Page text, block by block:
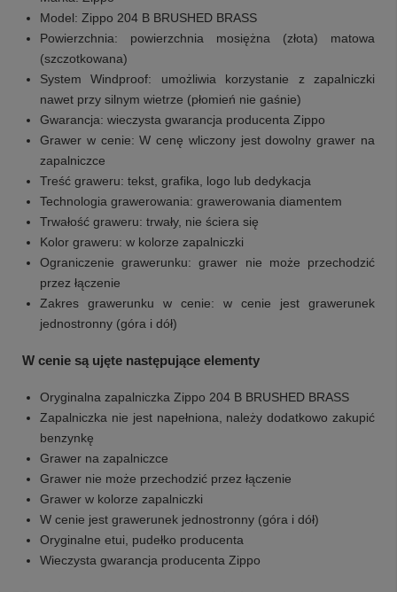
Model: Zippo 204 B BRUSHED BRASS
Powierzchnia: powierzchnia mosiężna (złota) matowa
(szczotkowana)
System Windproof: umożliwia korzystanie z zapalniczki
nawet przy silnym wietrze (płomień nie gaśnie)
Gwarancja: wieczysta gwarancja producenta Zippo
Grawer w cenie: W cenę wliczony jest dowolny grawer na
zapalniczce
Treść graweru: tekst, grafika, logo lub dedykacja
Technologia grawerowania: grawerowania diamentem
Trwałość graweru: trwały, nie ściera się
Kolor graweru: w kolorze zapalniczki
Ograniczenie grawerunku: grawer nie może przechodzić
przez łączenie
Zakres grawerunku w cenie: w cenie jest grawerunek
jednostronny (góra i dół)
W cenie są ujęte następujące elementy
Oryginalna zapalniczka Zippo 204 B BRUSHED BRASS
Zapalniczka nie jest napełniona, należy dodatkowo zakupić
benzynkę
Grawer na zapalniczce
Grawer nie może przechodzić przez łączenie
Grawer w kolorze zapalniczki
W cenie jest grawerunek jednostronny (góra i dół)
Oryginalne etui, pudełko producenta
Wieczysta gwarancja producenta Zippo